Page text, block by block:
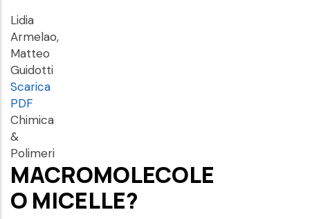
Lidia
Armelao,
Matteo
Guidotti
Scarica
PDF
Chimica
&
Polimeri
MACROMOLECOLE
O MICELLE?